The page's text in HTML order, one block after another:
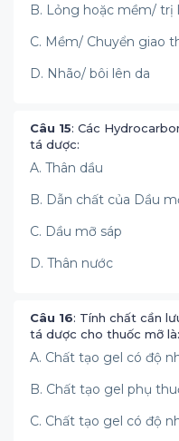
B. Lỏng hoặc mềm/ trị
C. Mềm/ Chuyển giao
D. Nhão/ bôi lên da
Câu 15: Các
tá dược:
A. Thân dầu
B. Dẫn chất của Dầu
C. Dầu mỡ sáp
D. Thân nước
Câu 16: Tính chất cần
tá dược cho thuốc mỡ là:
A. Chất tạo gel có độ
B. Chất tạo gel phụ
C. Chất tạo gel có độ